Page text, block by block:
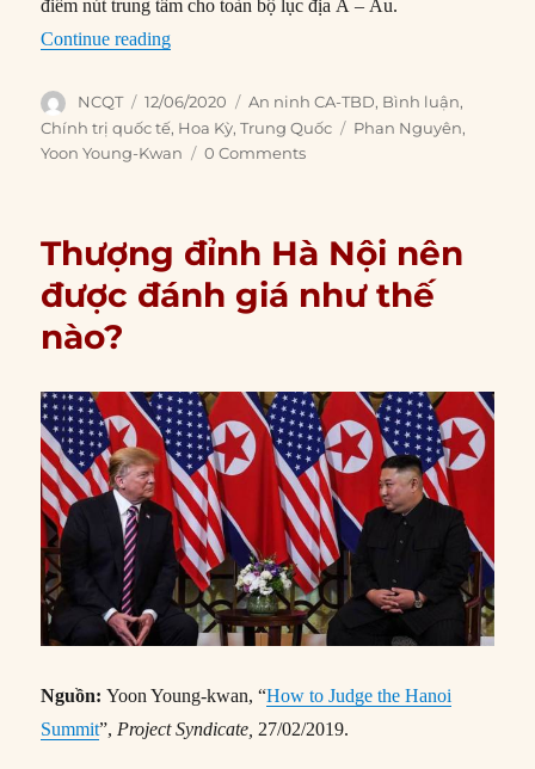
điểm nút trung tâm cho toàn bộ lục địa Á – Âu.
Continue reading“Hình hài của cuộc Chiến tranh Lạnh mới ở
Author
NCQT
Posted
on
12/06/2020 Categories
An ninh CA-TBD, Bình luận,
Chính trị quốc tế, Hoa Kỳ,Trung Quốc Tags
Phan Nguyên,
Yoon Young-Kwan
0 Comments
Thượng đỉnh Hà Nội nên
được đánh giá như thế
nào?
Nguồn:Yoon Young-kwan, “How to Judge the Hanoi
Summit”, Project Syndicate, 27/02/2019.